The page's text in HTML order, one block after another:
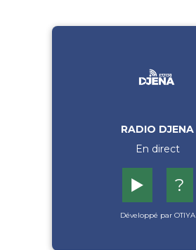
RADIO DJENA
En direct
▶️ ?
Développé par OTIYA